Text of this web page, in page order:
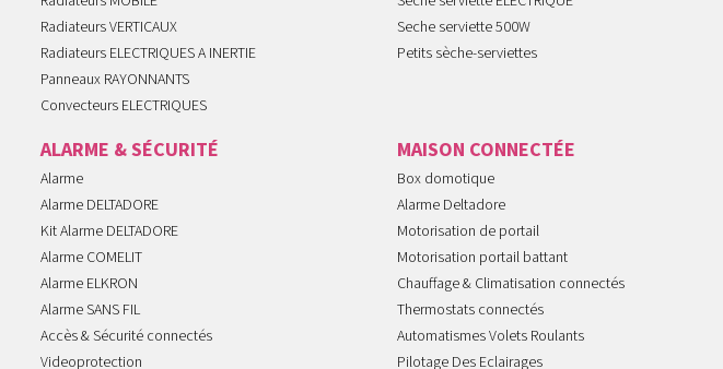
Radiateurs VERTICAUX
Radiateurs ELECTRIQUES A INERTIE
Panneaux RAYONNANTS
Convecteurs ELECTRIQUES
Seche serviette 500W
Petits sèche-serviettes
ALARME & SÉCURITÉ
Alarme
Alarme DELTADORE
Kit Alarme DELTADORE
Alarme COMELIT
Alarme ELKRON
Alarme SANS FIL
Accès & Sécurité connectés
Videoprotection
MAISON CONNECTÉE
Box domotique
Alarme Deltadore
Motorisation de portail
Motorisation portail battant
Chauffage & Climatisation connectés
Thermostats connectés
Automatismes Volets Roulants
Pilotage Des Eclairages